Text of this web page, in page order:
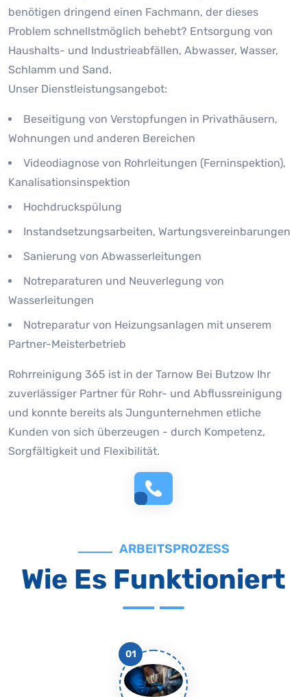
benötigen dringend einen Fachmann, der dieses
Problem schnellstmöglich behebt? Entsorgung von
Haushalts- und Industrieabfällen, Abwasser, Wasser,
Schlamm und Sand.
Unser Dienstleistungsangebot:
Beseitigung von Verstopfungen in Privathäusern,
Wohnungen und anderen Bereichen
Videodiagnose von Rohrleitungen (Ferninspektion),
Kanalisationsinspektion
Hochdruckspülung
Instandsetzungsarbeiten, Wartungsvereinbarungen
Sanierung von Abwasserleitungen
Notreparaturen und Neuverlegung von
Wasserleitungen
Notreparatur von Heizungsanlagen mit unserem
Partner-Meisterbetrieb
Rohrreinigung 365 ist in der Tarnow Bei Butzow Ihr
zuverlässiger Partner für Rohr- und Abflussreinigung
und konnte bereits als Jungunternehmen etliche
Kunden von sich überzeugen - durch Kompetenz,
Sorgfältigkeit und Flexibilität.
ARBEITSPROZESS
Wie Es Funktioniert
01